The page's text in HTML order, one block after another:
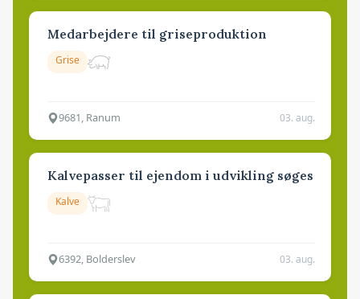
Medarbejdere til griseproduktion
Grise
9681, Ranum 03. aug.
Kalvepasser til ejendom i udvikling søges
Kalve
6392, Bolderslev 03. aug.